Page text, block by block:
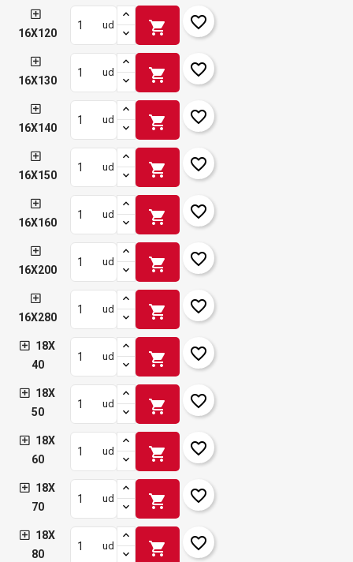
16X120
ud shopping_cart favorite_border
16X130
ud shopping_cart favorite_border
16X140
ud shopping_cart favorite_border
16X150
ud shopping_cart favorite_border
16X160
ud shopping_cart favorite_border
16X200
ud shopping_cart favorite_border
16X280
ud shopping_cart favorite_border
18X
40
ud shopping_cart favorite_border
18X
50
ud shopping_cart favorite_border
18X
60
ud shopping_cart favorite_border
18X
70
ud shopping_cart favorite_border
18X
80
ud shopping_cart favorite_border